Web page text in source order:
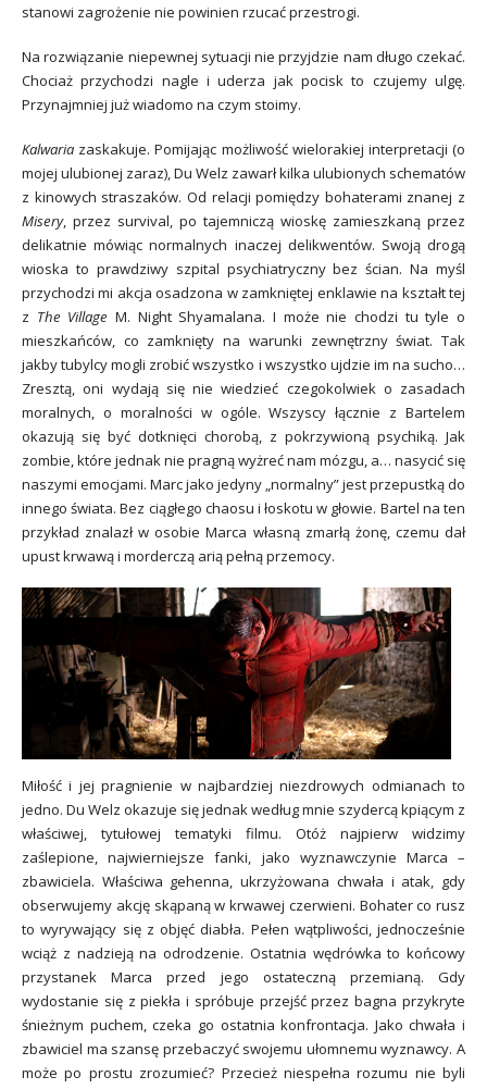
stanowi zagrożenie nie powinien rzucać przestrogi.
Na rozwiązanie niepewnej sytuacji nie przyjdzie nam długo czekać.
Chociaż przychodzi nagle i uderza jak pocisk to czujemy ulgę.
Przynajmniej już wiadomo na czym stoimy.
Kalwaria zaskakuje. Pomijając możliwość wielorakiej interpretacji (o
mojej ulubionej zaraz), Du Welz zawarł kilka ulubionych schematów
z kinowych straszaków. Od relacji pomiędzy bohaterami znanej z
Misery, przez survival, po tajemniczą wioskę zamieszkaną przez
delikatnie mówiąc normalnych inaczej delikwentów. Swoją drogą
wioska to prawdziwy szpital psychiatryczny bez ścian. Na myśl
przychodzi mi akcja osadzona w zamkniętej enklawie na kształt tej
z The Village M. Night Shyamalana. I może nie chodzi tu tyle o
mieszkańców, co zamknięty na warunki zewnętrzny świat. Tak
jakby tubylcy mogli zrobić wszystko i wszystko ujdzie im na sucho…
Zresztą, oni wydają się nie wiedzieć czegokolwiek o zasadach
moralnych, o moralności w ogóle. Wszyscy łącznie z Bartelem
okazują się być dotknięci chorobą, z pokrzywioną psychiką. Jak
zombie, które jednak nie pragną wyżreć nam mózgu, a… nasycić się
naszymi emocjami. Marc jako jedyny „normalny” jest przepustką do
innego świata. Bez ciągłego chaosu i łoskotu w głowie. Bartel na ten
przykład znalazł w osobie Marca własną zmarłą żonę, czemu dał
upust krwawą i morderczą arią pełną przemocy.
Miłość i jej pragnienie w najbardziej niezdrowych odmianach to
jedno. Du Welz okazuje się jednak według mnie szydercą kpiącym z
właściwej, tytułowej tematyki filmu. Otóż najpierw widzimy
zaślepione, najwierniejsze fanki, jako wyznawczynie Marca –
zbawiciela. Właściwa gehenna, ukrzyżowana chwała i atak, gdy
obserwujemy akcję skąpaną w krwawej czerwieni. Bohater co rusz
to wyrywający się z objęć diabła. Pełen wątpliwości, jednocześnie
wciąż z nadzieją na odrodzenie. Ostatnia wędrówka to końcowy
przystanek Marca przed jego ostateczną przemianą. Gdy
wydostanie się z piekła i spróbuje przejść przez bagna przykryte
śnieżnym puchem, czeka go ostatnia konfrontacja. Jako chwała i
zbawiciel ma szansę przebaczyć swojemu ułomnemu wyznawcy. A
może po prostu zrozumieć? Przecież niespełna rozumu nie byli